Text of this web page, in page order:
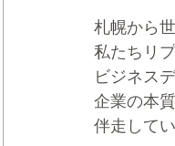
札幌から世
私たちリ
ビジネス
企業の本
伴走して